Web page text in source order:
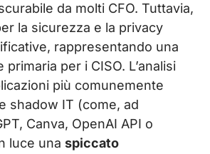
da molti CFO. Tuttavia,
la sicurezza e la privacy
rappresentando una
per i CISO. L’analisi
più comunemente
shadow IT (come, ad
Canva, OpenAI API o
luce una spiccato